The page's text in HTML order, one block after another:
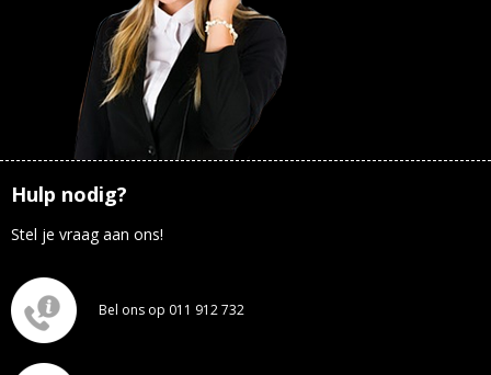
Hulp nodig?
Stel je vraag aan ons!
Bel ons op 011 912 732